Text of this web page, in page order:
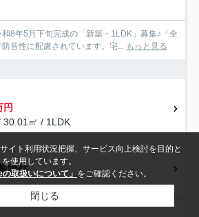
和8年5月下旬完成の「新築・1LDK」募集♪「全
音性に配慮されています。宅...
もっと見る
円
30.01㎡ / 1LDK
物件
イト利用状況把握、サービス向上検討を目的と
使用しています。
取扱いについて」 をご確認ください。
閉じる